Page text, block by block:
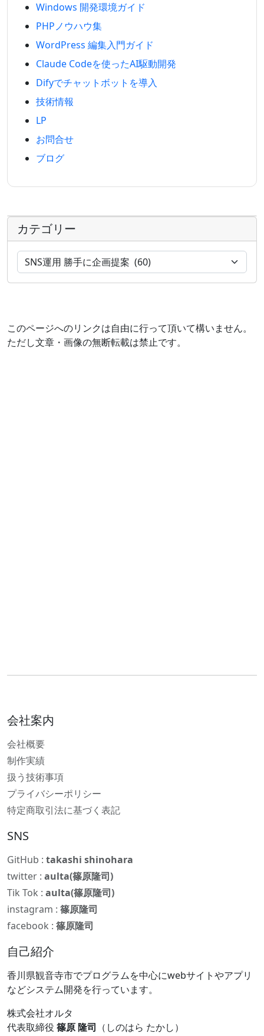
Windows 開発環境ガイド
PHPノウハウ集
WordPress 編集入門ガイド
Claude Codeを使ったAI駆動開発
Difyでチャットボットを導入
技術情報
LP
お問合せ
ブログ
カテゴリー
このページへのリンクは自由に行って頂いて構いません。
ただし文章・画像の無断転載は禁止です。
会社案内
会社概要
制作実績
扱う技術事項
プライバシーポリシー
特定商取引法に基づく表記
SNS
GitHub : takashi shinohara
twitter : aulta(篠原隆司)
Tik Tok : aulta(篠原隆司)
instagram : 篠原隆司
facebook : 篠原隆司
自己紹介
香川県観音寺市でプログラムを中心にwebサイトやアプリ
などシステム開発を行っています。
株式会社オルタ
代表取締役 篠原 隆司 （しのはら たかし）